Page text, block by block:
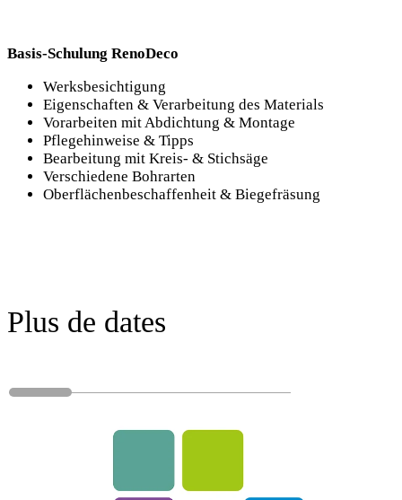
Basis-Schulung RenoDeco
Werksbesichtigung
Eigenschaften & Verarbeitung des Materials
Vorarbeiten mit Abdichtung & Montage
Pflegehinweise & Tipps
Bearbeitung mit Kreis- & Stichsäge
Verschiedene Bohrarten
Oberflächenbeschaffenheit & Biegefräsung
Plus de dates